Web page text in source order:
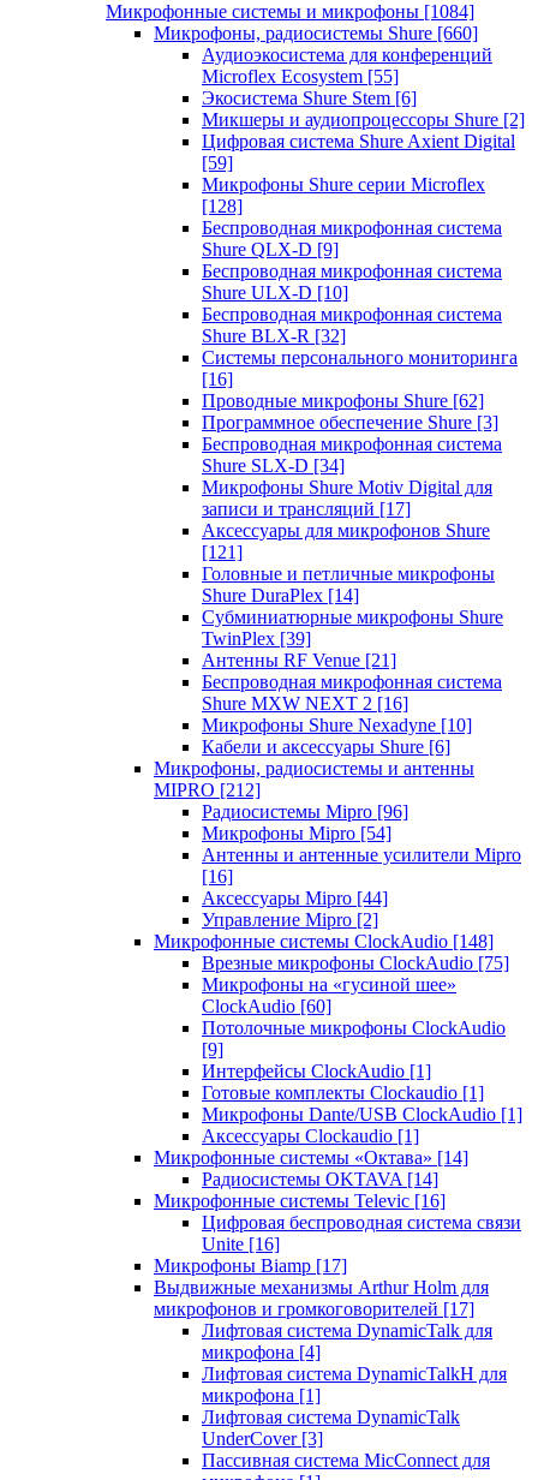
Микрофонные системы и микрофоны [1084]
Микрофоны, радиосистемы Shure [660]
Аудиоэкосистема для конференций
Microflex Ecosystem [55]
Экосистема Shure Stem [6]
Микшеры и аудиопроцессоры Shure [2]
Цифровая система Shure Axient Digital
[59]
Микрофоны Shure серии Microflex
[128]
Беспроводная микрофонная система
Shure QLX-D [9]
Беспроводная микрофонная система
Shure ULX-D [10]
Беспроводная микрофонная система
Shure BLX-R [32]
Системы персонального мониторинга
[16]
Проводные микрофоны Shure [62]
Программное обеспечение Shure [3]
Беспроводная микрофонная система
Shure SLX-D [34]
Микрофоны Shure Motiv Digital для
записи и трансляций [17]
Аксессуары для микрофонов Shure
[121]
Головные и петличные микрофоны
Shure DuraPlex [14]
Субминиатюрные микрофоны Shure
TwinPlex [39]
Антенны RF Venue [21]
Беспроводная микрофонная система
Shure MXW NEXT 2 [16]
Микрофоны Shure Nexadyne [10]
Кабели и аксессуары Shure [6]
Микрофоны, радиосистемы и антенны
MIPRO [212]
Радиосистемы Mipro [96]
Микрофоны Mipro [54]
Антенны и антенные усилители Mipro
[16]
Аксессуары Mipro [44]
Управление Mipro [2]
Микрофонные системы ClockAudio [148]
Врезные микрофоны ClockAudio [75]
Микрофоны на «гусиной шее»
ClockAudio [60]
Потолочные микрофоны ClockAudio
[9]
Интерфейсы ClockAudio [1]
Готовые комплекты Clockaudio [1]
Микрофоны Dante/USB ClockAudio [1]
Аксессуары Clockaudio [1]
Микрофонные системы «Октава» [14]
Радиосистемы OKTAVA [14]
Микрофонные системы Televic [16]
Цифровая беспроводная система связи
Unite [16]
Микрофоны Biamp [17]
Выдвижные механизмы Arthur Holm для
микрофонов и громкоговорителей [17]
Лифтовая система DynamicTalk для
микрофона [4]
Лифтовая система DynamicTalkH для
микрофона [1]
Лифтовая система DynamicTalk
UnderCover [3]
Пассивная система MicConnect для